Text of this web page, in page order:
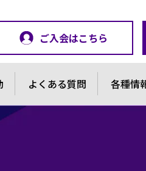
ご入会はこちら
よくある質問 各種情